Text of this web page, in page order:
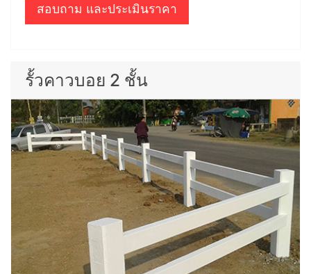
สอบถาม และประเมินราคา
รั้วคาวบอย 2 ชั้น